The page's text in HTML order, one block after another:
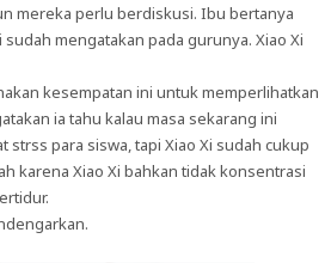
mereka perlu berdiskusi. Ibu bertanya
sudah mengatakan pada gurunya. Xiao Xi
kesempatan ini untuk memperlihatkan
ia tahu kalau masa sekarang ini
strss para siswa, tapi Xiao Xi sudah cukup
karena Xiao Xi bahkan tidak konsentrasi